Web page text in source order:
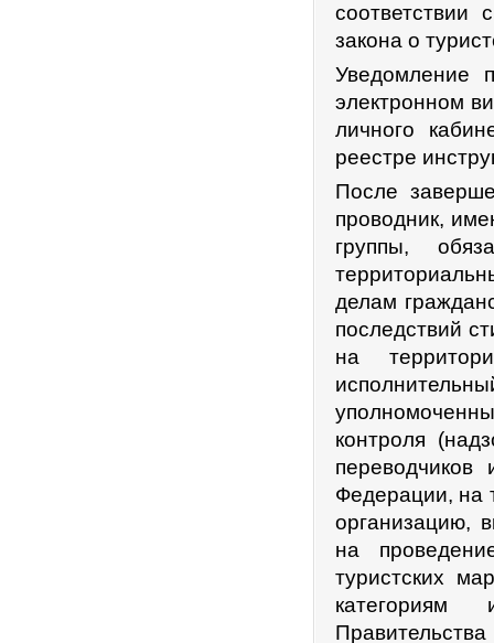
соответствии
закона о
Уведомление
электронном
личного
реестре
После
проводник,
группы,
делам
последствий
на
контроля
переводчиков
Федерации, на
организацию,
на
туристских
категориям